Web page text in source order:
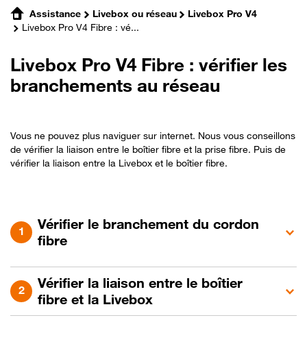
Assistance Livebox ou réseau
Livebox Pro V4
Livebox Pro V4 Fibre : vé...
Livebox Pro V4 Fibre : vérifier les
branchements au réseau
Vous ne pouvez plus naviguer sur internet. Nous vous conseillons
de vérifier la liaison entre le boîtier fibre et la prise fibre. Puis de
vérifier la liaison entre la Livebox et le boîtier fibre.
Vérifier le branchement du cordon
fibre
Vérifier la liaison entre le boîtier
fibre et la Livebox